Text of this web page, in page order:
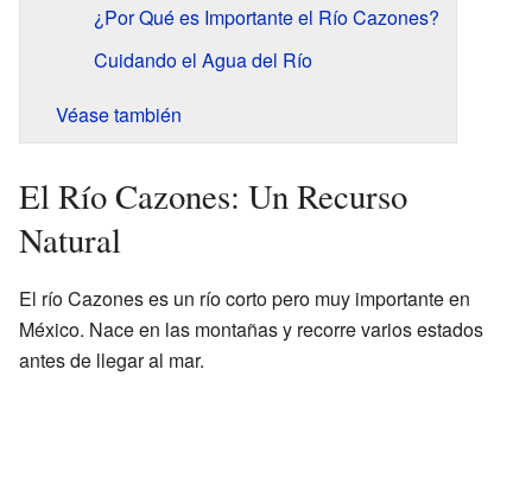
¿Por Qué es Importante el Río Cazones?
Cuidando el Agua del Río
Véase también
El Río Cazones: Un Recurso
Natural
El río Cazones es un río corto pero muy importante en
México. Nace en las montañas y recorre varios estados
antes de llegar al mar.